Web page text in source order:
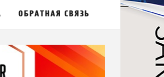
ОБРАТНАЯ СВЯЗЬ